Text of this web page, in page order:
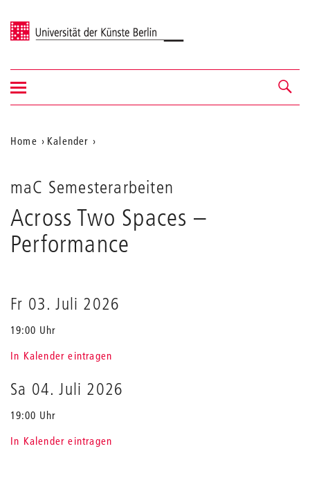
Universität der Künste Berlin
Navigation &
Suche
Navigation
ein-/ausblenden
Aktuelle
auf
der
Webseite
Home
Kalender
Spaces
maC Semesterarbeiten
Across Two Spaces –
Performance
Fr 03. Juli 2026
19:00 Uhr
In Kalender eintragen
Sa 04. Juli 2026
19:00 Uhr
In Kalender eintragen